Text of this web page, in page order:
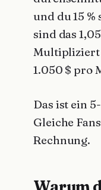
und du 15
sind das
Multipliziert
1.050 $ pro
Das ist ein
Gleiche
Rechnung.